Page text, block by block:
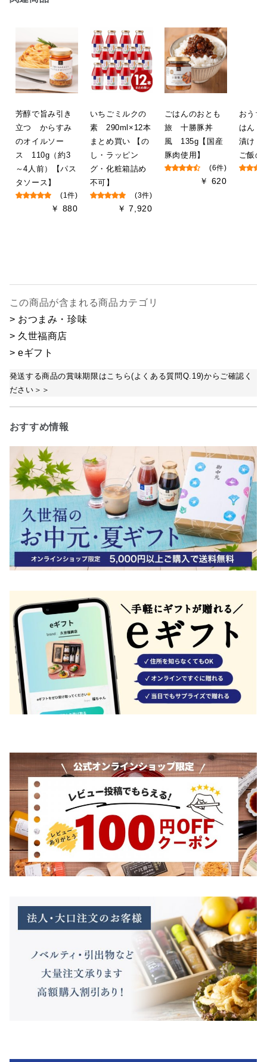
芳醇で旨み引き
立つ からすみ
のオイルソー
ス 110g（約3
～4人前）【パス
タソース】
(1件)
￥ 880
いちごミルクの
素 290ml×12本
まとめ買い 【の
し・ラッピン
グ・化粧箱詰め
不可】
(3件)
￥ 7,920
ごはんのおとも
旅 十勝豚丼
風 135g【国産
豚肉使用】
(6件)
￥ 620
おうち
はん
漬け・
ご飯の
この商品が含まれる商品カテゴリ
> おつまみ・珍味
> 久世福商店
> eギフト
発送する商品の賞味期限はこちら(よくある質問Q.19)からご確認く
ださい＞＞
おすすめ情報